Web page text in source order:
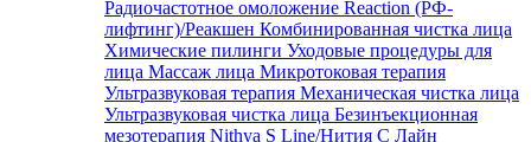
Радиочастотное омоложение Reaction (РФ-
лифтинг)/Реакшен Комбинированная чистка лица
Химические пилинги Уходовые процедуры для
лица Массаж лица Микротоковая терапия
Ультразвуковая терапия Механическая чистка лица
Ультразвуковая чистка лица Безинъекционная
мезотерапия Nithya S Line/Нития С Лайн